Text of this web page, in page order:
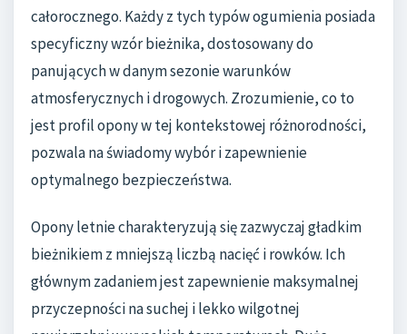
całorocznego. Każdy z tych typów ogumienia posiada
specyficzny wzór bieżnika, dostosowany do
panujących w danym sezonie warunków
atmosferycznych i drogowych. Zrozumienie, co to
jest profil opony w tej kontekstowej różnorodności,
pozwala na świadomy wybór i zapewnienie
optymalnego bezpieczeństwa.
Opony letnie charakteryzują się zazwyczaj gładkim
bieżnikiem z mniejszą liczbą nacięć i rowków. Ich
głównym zadaniem jest zapewnienie maksymalnej
przyczepności na suchej i lekko wilgotnej